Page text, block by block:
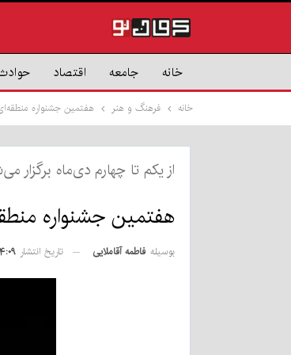
خانه جامعه اقتصاد
خانه فرهنگ و هنر هفتمین جشنواره
از یکم تا چهارم دی‌ماه برگزار
هفتمین جشنواره
بوسیله فاطمه آقاملایی تاریخ انتشار ۱۴:۰۹ - ۲۹